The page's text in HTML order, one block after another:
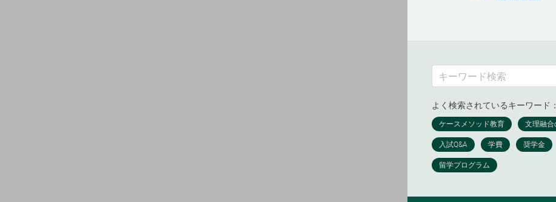
よく検索されているキーワード：